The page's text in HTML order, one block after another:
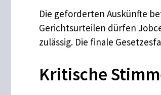
Die geforderten Auskünfte
Gerichtsurteilen dürfen
zulässig. Die finale
Kritische